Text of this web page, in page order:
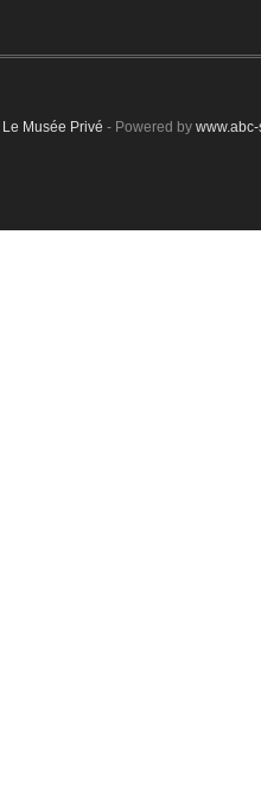
Le Musée Privé - Powered by